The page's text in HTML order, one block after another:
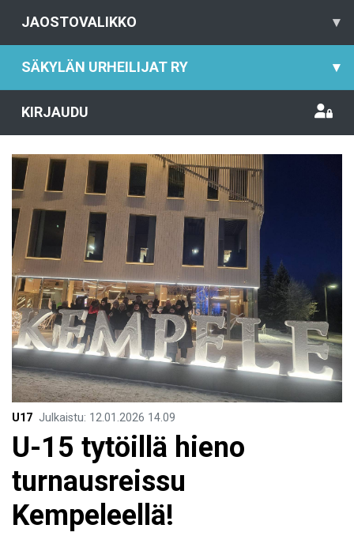
JAOSTOVALIKKO ▾
SÄKYLÄN URHEILIJAT RY ▾
KIRJAUDU
U17 Julkaistu: 12.01.2026 14.09
U-15 tytöillä hieno
turnausreissu
Kempeleellä!